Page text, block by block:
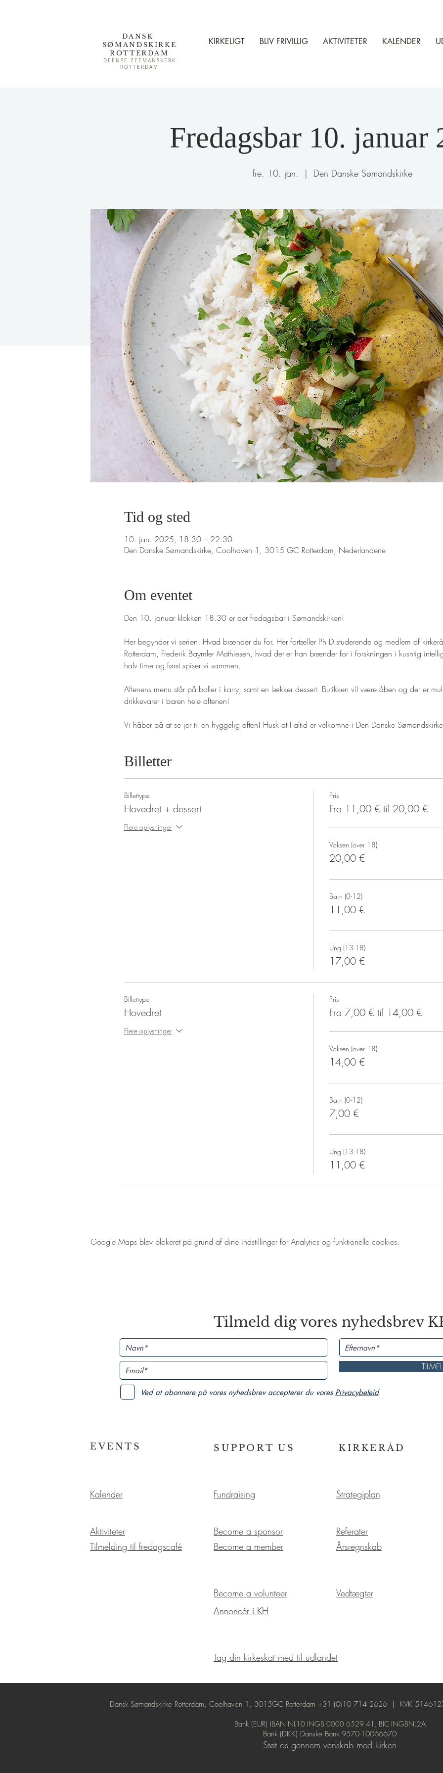
DANSK
SØMANDSKIRKE
ROTTERDAM
DEENSE ZEEMANSKERK
ROTTERDAM
KIRKELIGT BLIV FRIVILLIG AKTIVITETER KALENDER
Fredagsbar 10. januar
fre. 10. jan.
  |
Den Danske Sømandskirke
Tid og sted
10. jan. 2025, 18.30 – 22.30
Den Danske Sømandskirke, Coolhaven 1, 3015 GC Rotterdam, Nederlandene
Om eventet
Den 10. januar klokken 18.30 er der fredagsbar i Sømandskirken!
Her begynder vi serien: Hvad brænder du for. Her fortæller Ph D studerende og medlem af
Rotterdam, Frederik Baymler Mathiesen, hvad det er han brænder for i forskningen i kusntig
halv time og først spiser vi sammen.
Aftenens menu står på boller i karry, samt en lækker dessert. Butikken vil være åben og der er
drikkevarer i baren hele aftenen!
Vi håber på at se jer til en hyggelig aften! Husk at I altid er velkomne i Den Danske
Billetter
Billettype
Hovedret + dessert
Flere oplysninger
Pris
Fra 11,00 € til 20,00 €
Voksen (over 18)
20,00 €
Barn (0-12)
11,00 €
Ung (13-18)
17,00 €
Billettype
Hovedret
Flere oplysninger
Pris
Fra 7,00 € til 14,00 €
Voksen (over 18)
14,00 €
Barn (0-12)
7,00 €
Ung (13-18)
11,00 €
Google Maps blev blokeret på grund af dine indstillinger for Analytics og funktionelle cookies.
Tilmeld dig vores nyhedsbrev
Ved at abonnere på vores nyhedsbrev accepterer du vores Privacybeleid
EVENTS SUPPORT US KIRKERÅD
Kalender
Aktiviteter
Tilmelding til fredagscafé
Fundraising
Become a sponsor
Become a member
Strategiplan
Referater
Årsregnskab
Become a volunteer
Vedtægter
Annoncér i KH
Tag din kirkeskat med til udlandet
Dansk Sømandskirke Rotterdam, Coolhaven 1, 3015GC Rotterdam +31 (0)10 714 2626 | KVK
Bank (EUR) IBAN NL10 INGB 0000 6529 41, BIC INGBNL2A
Bank (DKK) Danske Bank 9570-10066670
Støt os gennem venskab med kirken